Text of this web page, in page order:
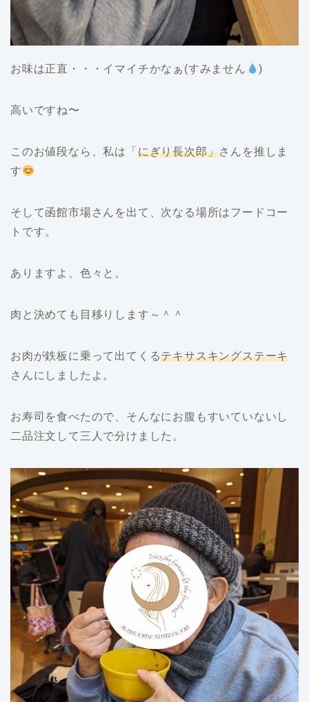
お味は正直・・・イマイチかなぁ(すみません )
高いですね〜
このお値段なら、私は「 にぎり長次郎」さんを推しま
す
そして函館市場さんを出て、次なる場所はフードコー
トです。
ありますよ、色々と。
肉と決めても目移りします～＾＾
お肉が鉄板に乗って出てくるテキサスキングステーキ
さんにしましたよ。
お寿司を食べたので、そんなにお腹もすいていないし
二品注文して三人で分けました。